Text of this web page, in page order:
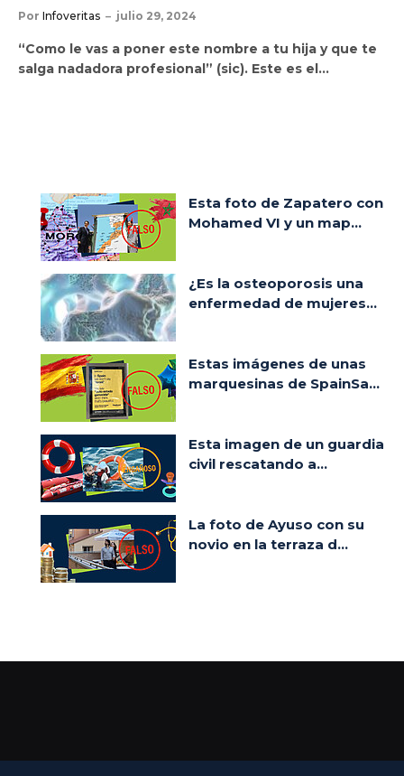
Por Infoveritas julio 29, 2024
“Como le vas a poner este nombre a tu hija y que te
salga nadadora profesional” (sic). Este es el…
Esta foto de Zapatero con
Mohamed VI y un map...
¿Es la osteoporosis una
enfermedad de mujeres...
Estas imágenes de unas
marquesinas de SpainSa...
Esta imagen de un guardia
civil rescatando a...
La foto de Ayuso con su
novio en la terraza d...